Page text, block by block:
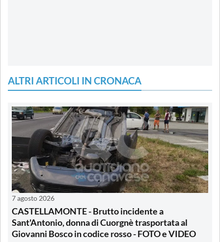
ALTRI ARTICOLI IN CRONACA
7 agosto 2026
CASTELLAMONTE - Brutto incidente a
Sant'Antonio, donna di Cuorgnè trasportata al
Giovanni Bosco in codice rosso - FOTO e VIDEO